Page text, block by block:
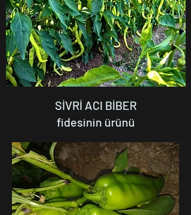
SİVRİ ACI BİBER
fidesinin ürünü